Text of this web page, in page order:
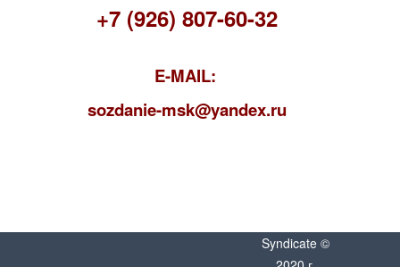
+7 (926) 807-60-32
E-MAIL:
sozdanie-msk@yandex.ru
Syndicate ©